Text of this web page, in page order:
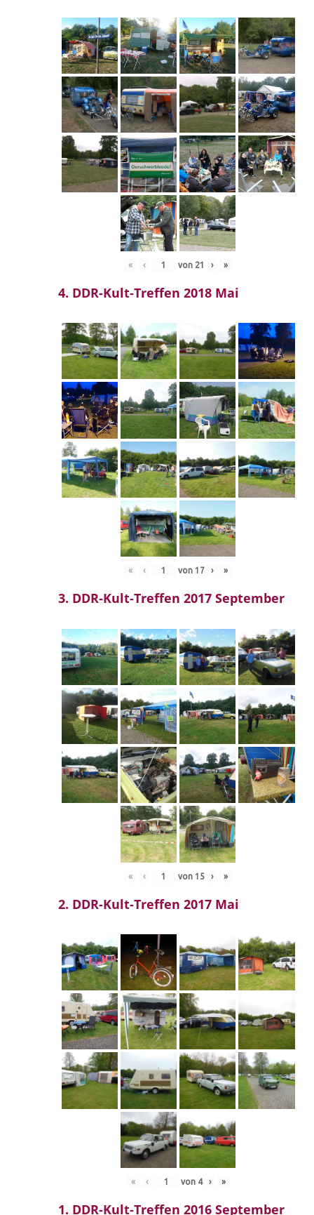
« ‹ von 21 › »
4. DDR-Kult-Treffen 2018 Mai
« ‹ von 17 › »
3. DDR-Kult-Treffen 2017 September
« ‹ von 15 › »
2. DDR-Kult-Treffen 2017 Mai
« ‹ von 4 › »
1. DDR-Kult-Treffen 2016 September